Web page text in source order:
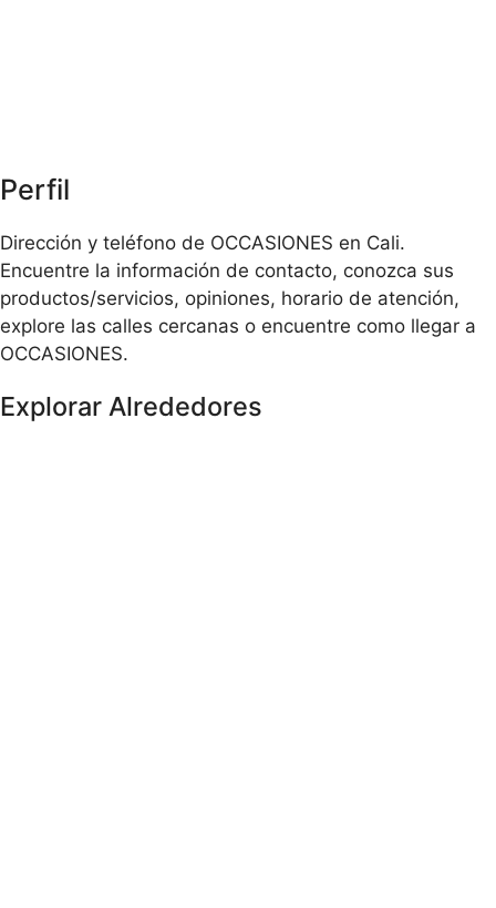
Perfil
Dirección y teléfono de OCCASIONES en Cali.
Encuentre la información de contacto, conozca sus
productos/servicios, opiniones, horario de atención,
explore las calles cercanas o encuentre como llegar a
OCCASIONES.
Explorar Alrededores